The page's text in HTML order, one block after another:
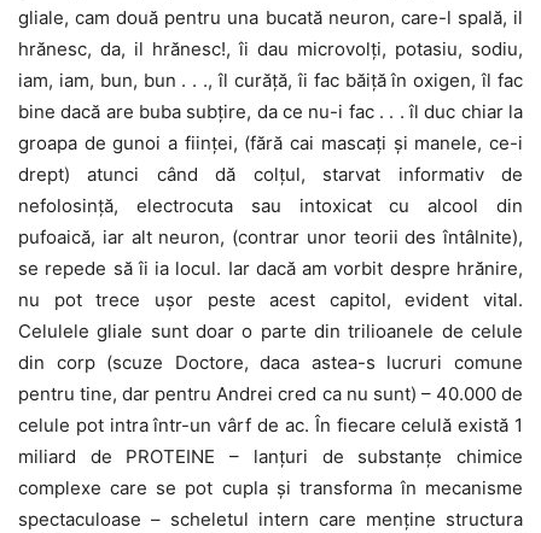
gliale, cam două pentru una bucată neuron, care-l spală, il
hrănesc, da, il hrănesc!, îi dau microvolți, potasiu, sodiu,
iam, iam, bun, bun . . ., îl curăță, îi fac băiță în oxigen, îl fac
bine dacă are buba subțire, da ce nu-i fac . . . îl duc chiar la
groapa de gunoi a ființei, (fără cai mascați și manele, ce-i
drept) atunci când dă colțul, starvat informativ de
nefolosință, electrocuta sau intoxicat cu alcool din
pufoaică, iar alt neuron, (contrar unor teorii des întâlnite),
se repede să îi ia locul. Iar dacă am vorbit despre hrănire,
nu pot trece ușor peste acest capitol, evident vital.
Celulele gliale sunt doar o parte din trilioanele de celule
din corp (scuze Doctore, daca astea-s lucruri comune
pentru tine, dar pentru Andrei cred ca nu sunt) – 40.000 de
celule pot intra într-un vârf de ac. În fiecare celulă există 1
miliard de PROTEINE – lanțuri de substanțe chimice
complexe care se pot cupla și transforma în mecanisme
spectaculoase – scheletul intern care menține structura